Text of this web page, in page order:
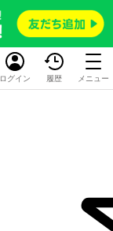
ログイン 履歴 メニュー